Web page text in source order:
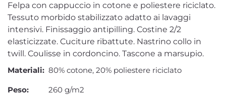
Felpa con cappuccio in cotone e poliestere riciclato.
Tessuto morbido stabilizzato adatto ai lavaggi
intensivi. Finissaggio antipilling. Costine 2/2
elasticizzate. Cuciture ribattute. Nastrino collo in
twill. Coulisse in cordoncino. Tascone a marsupio.
Materiali: 80% cotone, 20% poliestere riciclato
Peso: 260 g/m2